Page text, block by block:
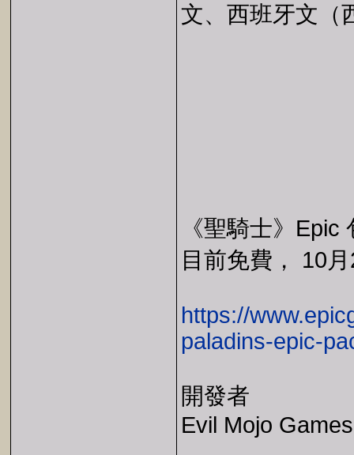
文、西班牙文（
《聖騎士》Epic
目前免費， 10
https://
paladins-epic-
開發者
Evil Mojo Games